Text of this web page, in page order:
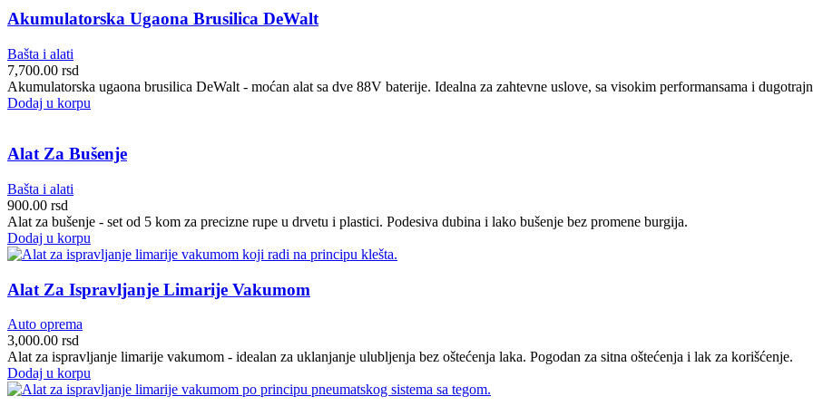
Akumulatorska Ugaona Brusilica DeWalt
Bašta i alati
7,700.00 rsd
Akumulatorska ugaona brusilica DeWalt - moćan alat sa dve 88V baterije. Idealna za zahtevne uslove, sa visokim performansama i
Dodaj u korpu
Alat Za Bušenje
Bašta i alati
900.00 rsd
Alat za bušenje - set od 5 kom za precizne rupe u drvetu i plastici. Podesiva dubina i lako bušenje bez promene burgija.
Dodaj u korpu
Alat Za Ispravljanje Limarije Vakumom
Auto oprema
3,000.00 rsd
Alat za ispravljanje limarije vakumom - idealan za uklanjanje ulubljenja bez oštećenja laka. Pogodan za sitna oštećenja i lak za korišćenje.
Dodaj u korpu